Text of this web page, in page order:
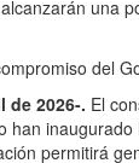
una
del
de 2026-. El
han
permitirá